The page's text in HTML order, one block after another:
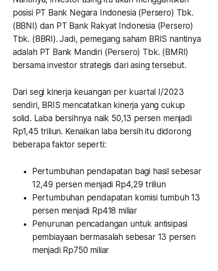
posisi PT Bank Negara Indonesia (Persero) Tbk.
(BBNI) dan PT Bank Rakyat Indonesia (Persero)
Tbk. (BBRI). Jadi, pemegang saham BRIS nantinya
adalah PT Bank Mandiri (Persero) Tbk. (BMRI)
bersama investor strategis dari asing tersebut.
Dari segi kinerja keuangan per kuartal I/2023
sendiri, BRIS mencatatkan kinerja yang cukup
solid. Laba bersihnya naik 50,13 persen menjadi
Rp1,45 triliun. Kenaikan laba bersih itu didorong
beberapa faktor seperti:
Pertumbuhan pendapatan bagi hasil sebesar
12,49 persen menjadi Rp4,29 triliun
Pertumbuhan pendapatan komisi tumbuh 13
persen menjadi Rp418 miliar
Penurunan pencadangan untuk antisipasi
pembiayaan bermasalah sebesar 13 persen
menjadi Rp750 miliar